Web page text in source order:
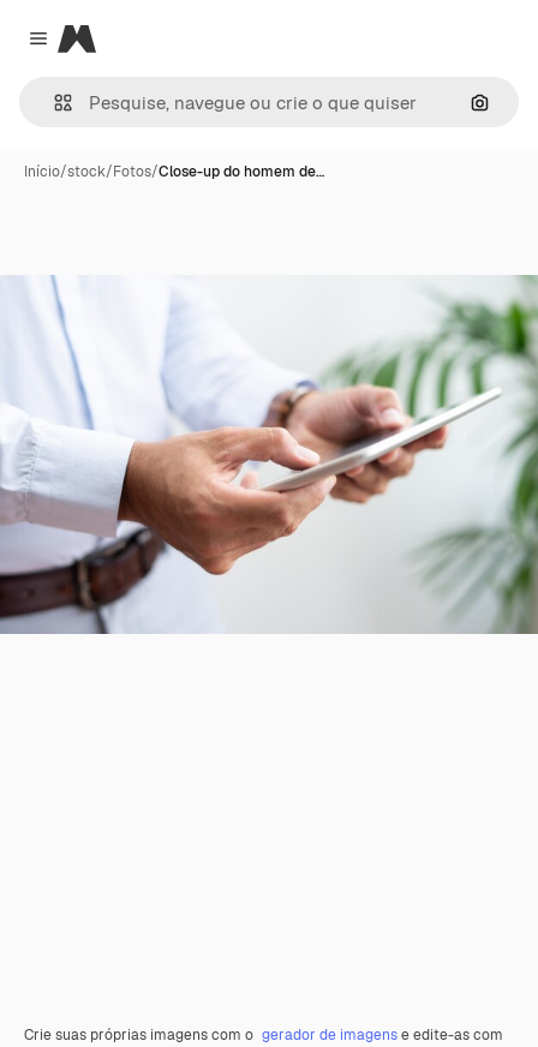
Close menu
Magnific
Início/stock/Fotos/Close-up do homem de…
Crie suas próprias imagens com o gerador de imagense edite-as com